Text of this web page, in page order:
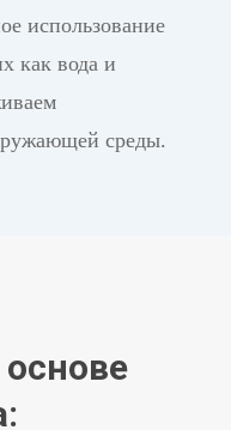
использование
как вода и
среды.